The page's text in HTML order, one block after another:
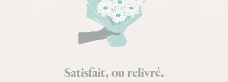
Satisfait, ou relivré.